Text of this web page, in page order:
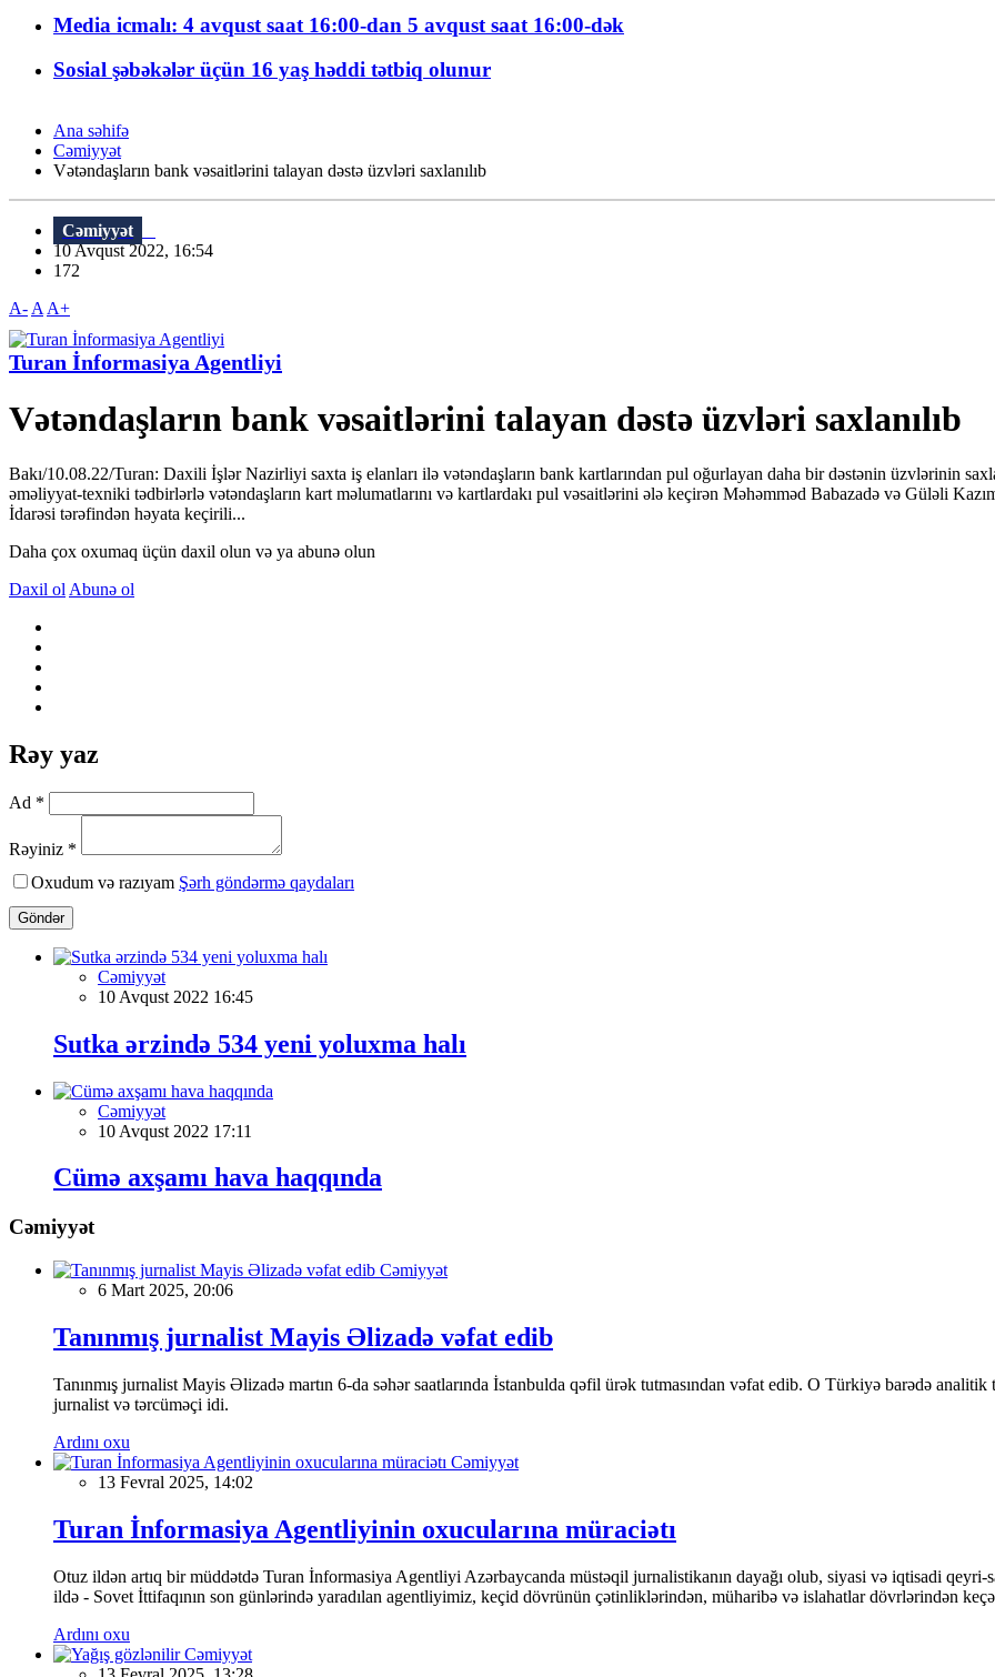
Media icmalı: 4 avqust saat 16:00-dan 5 avqust saat 16:00-dək
Sosial şəbəkələr üçün 16 yaş həddi tətbiq olunur
Ana səhifə
Cəmiyyət
Vətəndaşların bank vəsaitlərini talayan dəstə üzvləri saxlanılıb
Cəmiyyət
10 Avqust 2022, 16:54
172
A- A A+
Turan İnformasiya Agentliyi
Vətəndaşların bank vəsaitlərini talayan dəstə üzvləri saxlanılıb
Bakı/10.08.22/Turan: Daxili İşlər Nazirliyi saxta iş elanları ilə vətəndaşların bank kartlarından pul oğurlayan daha bir dəstənin üzvlərinin
əməliyyat-texniki tədbirlərlə vətəndaşların kart məlumatlarını və kartlardakı pul vəsaitlərini ələ keçirən Məhəmməd Babazadə və Güləli
İdarəsi tərəfindən həyata keçirili...
Daha çox oxumaq üçün daxil olun və ya abunə olun
Daxil ol Abunə ol
Rəy yaz
Ad *
Rəyiniz *
Oxudum və razıyam Şərh göndərmə qaydaları
Göndər
Cəmiyyət
10 Avqust 2022 16:45
Sutka ərzində 534 yeni yoluxma halı
Cəmiyyət
10 Avqust 2022 17:11
Cümə axşamı hava haqqında
Cəmiyyət
Cəmiyyət
6 Mart 2025, 20:06
Tanınmış jurnalist Mayis Əlizadə vəfat edib
Tanınmış jurnalist Mayis Əlizadə martın 6-da səhər saatlarında İstanbulda qəfil ürək tutmasından vəfat edib. O Türkiyə barədə
jurnalist və tərcüməçi idi.
Ardını oxu
Cəmiyyət
13 Fevral 2025, 14:02
Turan İnformasiya Agentliyinin oxucularına müraciətı
Otuz ildən artıq bir müddətdə Turan İnformasiya Agentliyi Azərbaycanda müstəqil jurnalistikanın dayağı olub, siyasi və iqtisadi
ildə - Sovet İttifaqının son günlərində yaradılan agentliyimiz, keçid dövrünün çətinliklərindən, müharibə və islahatlar dövrlərindən
Ardını oxu
Cəmiyyət